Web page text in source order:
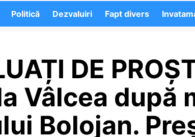
Politică Dezvaluiri Fapt divers
DE
Vâlcea după
Bolojan.